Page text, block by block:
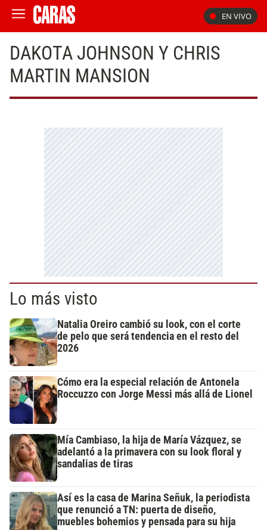
EN VIVO
DAKOTA JOHNSON Y CHRIS
MARTIN MANSION
Lo más visto
Natalia Oreiro cambió su look, con el corte
de pelo que será tendencia en el resto del
2026
Cómo era la especial relación de Antonela
Roccuzzo con Jorge Messi más allá de Lionel
Mía Cambiaso, la hija de María Vázquez, se
adelantó a la primavera con su look floral y
sandalias de tiras
Así es la casa de Marina Señuk, la periodista
que renunció a TN: puerta de diseño,
muebles bohemios y pensada para su hija